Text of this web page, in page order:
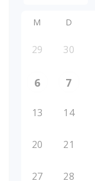
M D
29 30
6 7
13 14
20 21
27 28